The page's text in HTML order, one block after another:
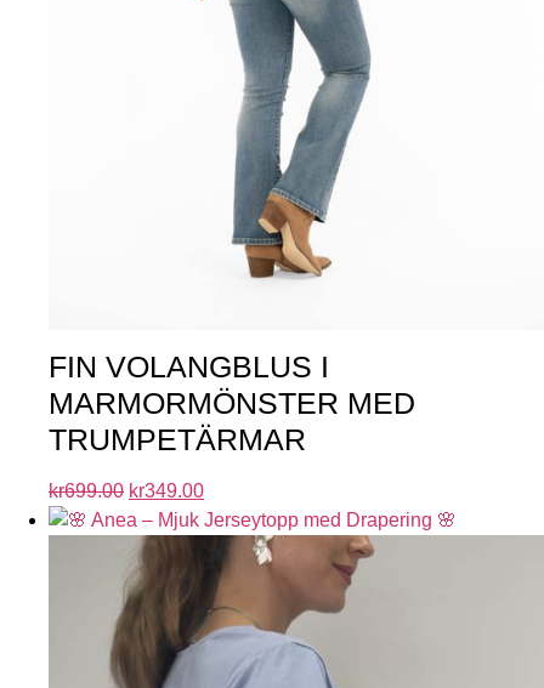
FIN VOLANGBLUS I
MARMORMÖNSTER MED
TRUMPETÄRMAR
kr699.00 kr349.00